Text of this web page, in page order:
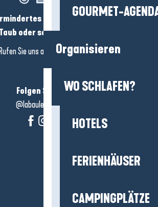
GOURMET-
Organisieren
WO SCHLAFEN?
HOTELS
FERIENHÄUSER
CAMPINGPLÄTZE
Hörvermögen?
Taub oder schwerhörig?
Rufen Sie uns an in hier klicken
Folgen Sie uns!
@labauleguérande